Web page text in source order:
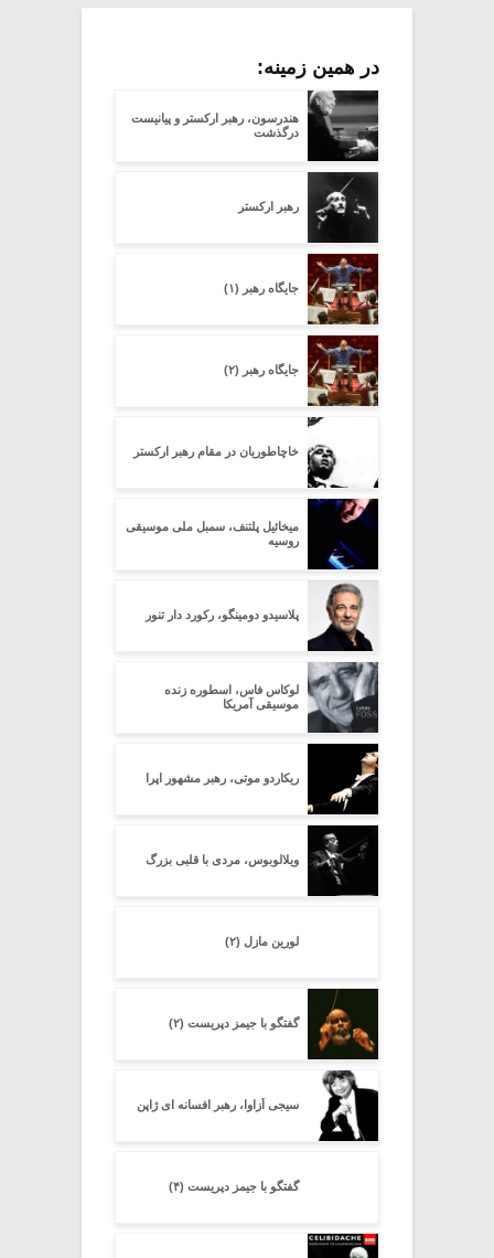
در همین زمینه:
هندرسون، رهبر ارکستر و پیانیست
درگذشت
رهبر ارکستر
جایگاه رهبر (۱)
جایگاه رهبر (۲)
خاچاطوریان در مقام رهبر ارکستر
میخائیل پلتنف، سمبل ملی موسیقی
روسیه
پلاسیدو دومینگو، رکورد دار تنور
لوکاس فاس، اسطوره زنده
موسیقی آمریکا
ریکاردو موتی، رهبر مشهور اپرا
ویلالوبوس، مردی با قلبی بزرگ
لورین مازل (۲)
گفتگو با جیمز دپریست (۲)
سیجی اُزاوا، رهبر افسانه ای ژاپن
گفتگو با جیمز دپریست (۴)